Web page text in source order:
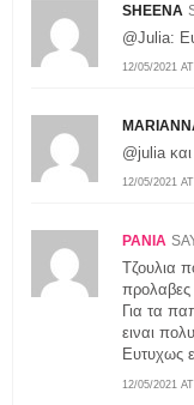
SHEENA
12/05/2021
@Julia:
12/05/2021
@julia
ΡΑΝΙΑ
12/05/2021
Τζουλια
προλαβες
Για τα
ειναι
Ευτυχως